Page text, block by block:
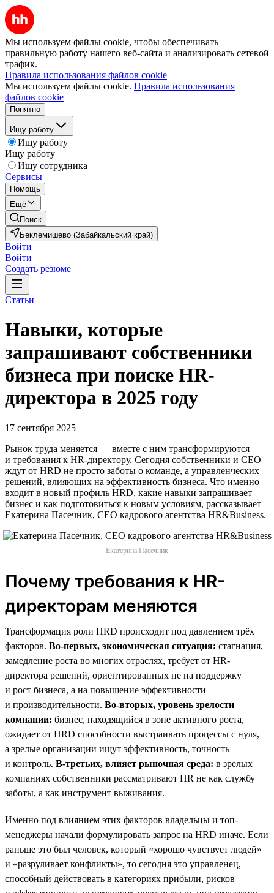
Мы используем файлы cookie, чтобы обеспечивать
правильную работу нашего веб-сайта и анализировать сетевой
трафик.
Правила использования файлов cookie
Мы используем файлы cookie. Правила использования
файлов cookie
Понятно
Ищу работу
Ищу работу
Ищу работу
Ищу сотрудника
Сервисы
Помощь
Ещё
Поиск
Беклемишево (Забайкальский край)
Войти
Войти
Создать резюме
Статьи
Навыки, которые
запрашивают собственники
бизнеса при поиске HR-
директора в 2025 году
17 сентября 2025
Рынок труда меняется — вместе с ним трансформируются
и требования к HR-директору. Сегодня собственники и СЕО
ждут от HRD не просто заботы о команде, а управленческих
решений, влияющих на эффективность бизнеса. Что именно
входит в новый профиль HRD, какие навыки запрашивает
бизнес и как подготовиться к новым условиям, рассказывает
Екатерина Пасечник, CEO кадрового агентства HR&Business.
Екатерина Пасечник
Почему требования к HR-
директорам меняются
Трансформация роли HRD происходит под давлением трёх
факторов. Во-первых, экономическая ситуация: стагнация,
замедление роста во многих отраслях, требует от HR-
директора решений, ориентированных не на поддержку
и рост бизнеса, а на повышение эффективности
и производительности. Во-вторых, уровень зрелости
компании: бизнес, находящийся в зоне активного роста,
ожидает от HRD способности выстраивать процессы с нуля,
а зрелые организации ищут эффективность, точность
и контроль. В-третьих, влияет рыночная среда: в зрелых
компаниях собственники рассматривают HR не как службу
заботы, а как инструмент выживания.
Именно под влиянием этих факторов владельцы и топ-
менеджеры начали формулировать запрос на HRD иначе. Если
раньше это был человек, который «хорошо чувствует людей»
и «разруливает конфликты», то сегодня это управленец,
способный действовать в категориях прибыли, рисков